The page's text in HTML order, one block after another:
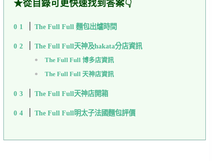
★從目錄可更快速找到答案👇
The Full Full 麵包出爐時間
The Full Full天神及hakata分店資訊
The Full Full 博多店資訊
The Full Full 天神店資訊
The Full Full天神店開箱
The Full Full明太子法國麵包評價